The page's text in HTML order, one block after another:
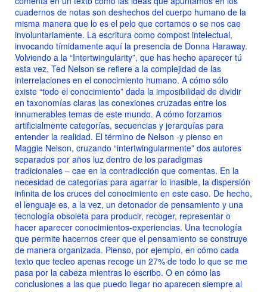
cuadernos de notas son deshechos del cuerpo humano de la
misma manera que lo es el pelo que cortamos o se nos cae
involuntariamente. La escritura como compost intelectual,
invocando tímidamente aquí la presencia de Donna Haraway.
Volviendo a la “Intertwingularity”, que has hecho aparecer tú
esta vez, Ted Nelson se refiere a la complejidad de las
interrelaciones en el conocimiento humano. A cómo sólo
existe “todo el conocimiento” dada la imposibilidad de dividir
en taxonomías claras las conexiones cruzadas entre los
innumerables temas de este mundo. A cómo forzamos
artificialmente categorías, secuencias y jerarquías para
entender la realidad. El término de Nelson -y pienso en
Maggie Nelson, cruzando “intertwingularmente” dos autores
separados por años luz dentro de los paradigmas
tradicionales – cae en la contradicción que comentas. En la
necesidad de categorías para agarrar lo inasible, la dispersión
infinita de los cruces del conocimiento en este caso. De hecho,
el lenguaje es, a la vez, un detonador de pensamiento y una
tecnología obsoleta para producir, recoger, representar o
hacer aparecer conocimientos-experiencias. Una tecnología
que permite hacernos creer que el pensamiento se construye
de manera organizada. Pienso, por ejemplo, en cómo cada
texto que tecleo apenas recoge un 27% de todo lo que se me
pasa por la cabeza mientras lo escribo. O en cómo las
conclusiones a las que puedo llegar no aparecen siempre al